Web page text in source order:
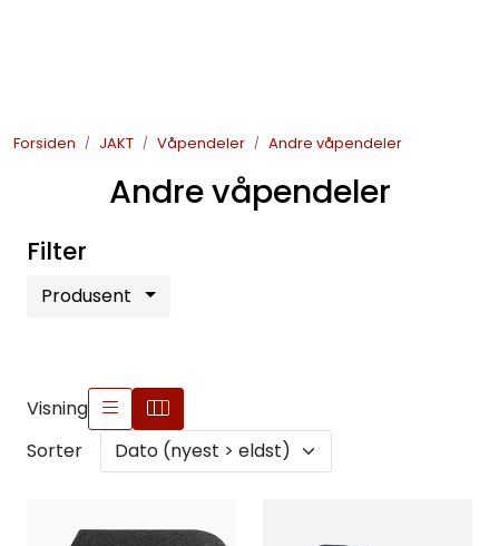
Forsiden JAKT Våpendeler Andre våpendeler
Andre våpendeler
Filter
Produsent
Visning
Sorter
FISKE